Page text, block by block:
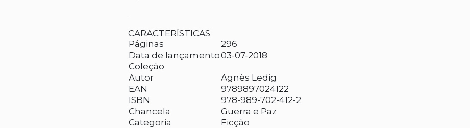
CARACTERÍSTICAS
Páginas
296
Data de lançamento03-07-2018
Coleção
Autor
Agnès Ledig
EAN
9789897024122
ISBN
978-989-702-412-2
Chancela
Guerra e Paz
Categoria
Ficção